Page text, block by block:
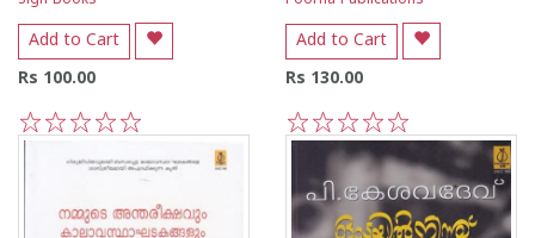
Add to Cart
Rs 100.00
1
Add to Cart
Rs 130.00
5
4
3
2
1